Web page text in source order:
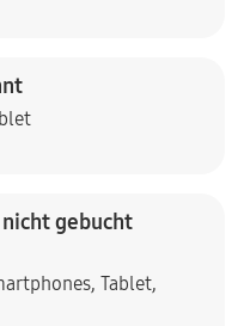
gebucht
, Tablet,